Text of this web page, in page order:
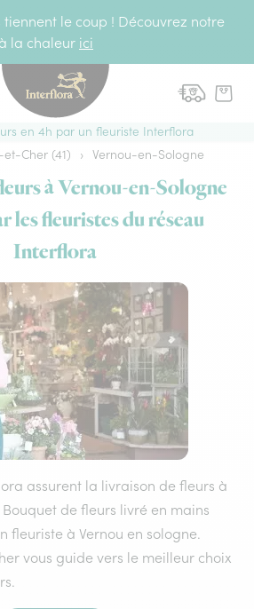
tiennent le coup ! Découvrez notre
la chaleur ici
en 4h par un fleuriste Interflora
et-Cher (41) › Vernou-en-Sologne
à Vernou-en-Sologne
les fleuristes du réseau
Interflora
assurent la livraison de fleurs à
de fleurs livré en mains
fleuriste à Vernou en sologne.
vous guide vers le meilleur choix